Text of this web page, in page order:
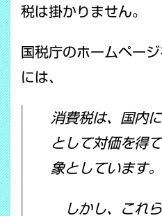
税は掛かりません。
国税庁のホームペー
には、
消費税は、国内
として対価を得
象としています。
しかし、これ